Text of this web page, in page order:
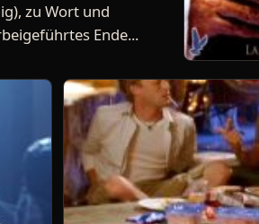
zu Wort und
Ende...